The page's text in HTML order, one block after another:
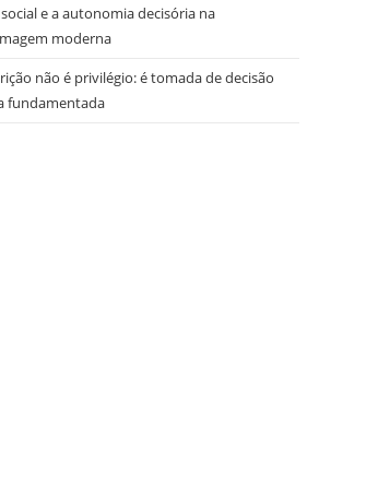
e a autonomia decisória na
moderna
não é privilégio: é tomada de decisão
fundamentada